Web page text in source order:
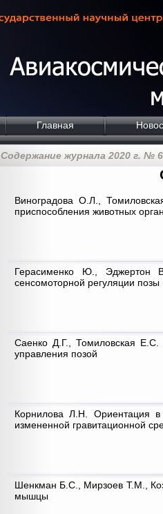
Главная
Содержание журнала 2020 г. № 6
Виноградова О.Л.,
приспособления животных
Герасименко Ю., Эджертон
сенсомоторной регуляции
Саенко Д.Г., Томиловская Е.С.
управления позой
Корнилова Л.Н. Ориентация в
измененной гравитационной
Шенкман Б.С., Мирзоев Т.М.,
мышцы